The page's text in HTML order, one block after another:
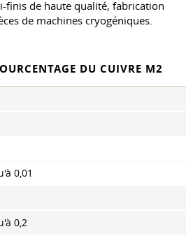
finis de haute qualité, fabrication
de machines cryogéniques.
DU CUIVRE M2
0,01
0,2